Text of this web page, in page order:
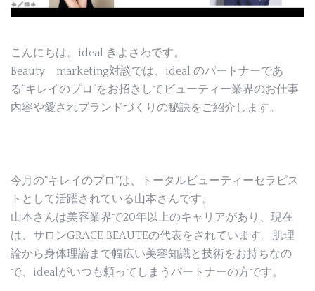
こんにちは。ideal きよさわです。
Beauty marketing対談では、ideal のパートナーであ
る“キレイのプロ”をお招きしてビューティー業界のお仕事
内容や愛されブランドづくりの秘訣をご紹介します。
今月の“キレイのプロ”は、トータルビューティーセラピス
トとして活躍されている山本さんです。
山本さんは美容業界で20年以上のキャリアがあり、現在
は、サロンGRACE BEAUTEの代表をされています。肌理
論から身体理論まで幅広い美容知識と技術をお持ちなの
で、idealがいつも頼ってしまうパートナーの方です。